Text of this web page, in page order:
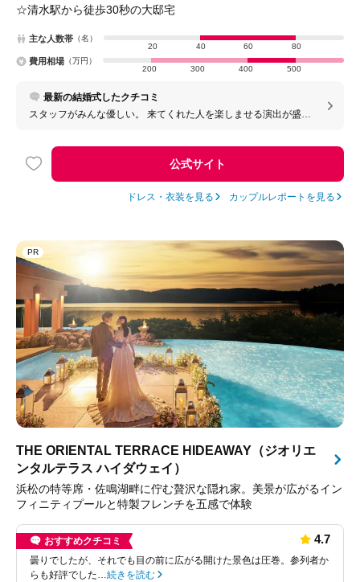
☆清水駅から徒歩30秒の大邸宅
主な人数帯 （名）
20
40 60 80
費用相場 （万円）
200
300 400 500
最新の結婚式したクチコミ
スタッフがみんな優しい。 来てくれた人を楽しませる演出が盛り
公式サイト
ドレス・衣装を見る カップルレポートを見る
PR
THE ORIENTAL TERRACE HIDEAWAY（ジオリエ
ンタルテラス ハイダウェイ）
浜松の特等席・佐鳴湖畔に佇む贅沢な隠れ家。美景が広がるイン
フィニティプールと特製フレンチを五感で体験
おすすめクチコミ 4.7
曇りでしたが、それでも目の前に広がる開けた景色は圧巻。参列者か
らも好評でした…続きを読む